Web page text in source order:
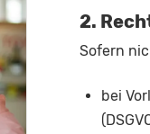
2.
Sofern
bei